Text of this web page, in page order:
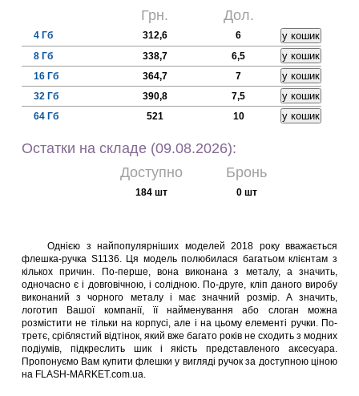
Грн.
Дол.
4 Гб 312,6
6
8 Гб
338,7
6,5
16 Гб
364,7
7
32 Гб
390,8
7,5
64 Гб
521 10
Остатки на складе (09.08.2026):
Доступно
Бронь
184 шт 0 шт
Однією з найпопулярніших моделей 2018 року вважається
флешка-ручка S1136. Ця модель полюбилася багатьом клієнтам з
кількох причин. По-перше, вона виконана з металу, а значить,
одночасно є і довговічною, і солідною. По-друге, кліп даного виробу
виконаний з чорного металу і має значний розмір. А значить,
логотип Вашої компанії, її найменування або слоган можна
розмістити не тільки на корпусі, але і на цьому елементі ручки. По-
третє, сріблястий відтінок, який вже багато років не сходить з модних
подіумів, підкреслить шик і якість представленого аксесуара.
Пропонуємо Вам купити флешки у вигляді ручок за доступною ціною
на FLASH-MARKET.com.ua.